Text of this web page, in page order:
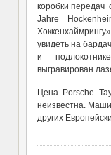
коробки передач
Jahre
увидеть на
и
выгравирован
Цена Porsche
неизвестна.
других